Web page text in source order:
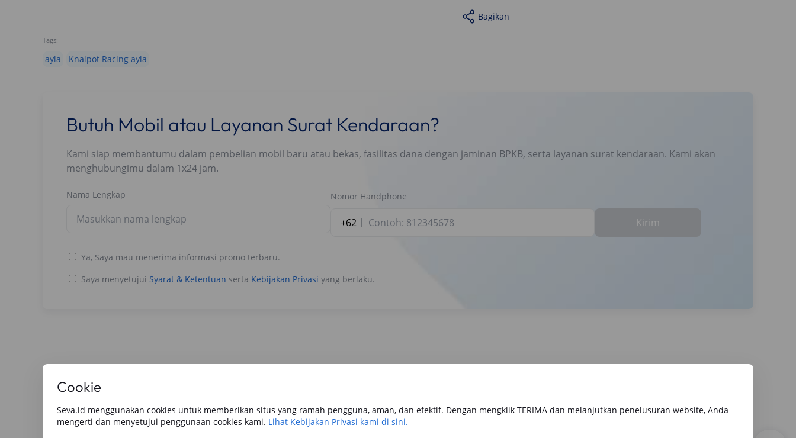
Cookie
Seva.id menggunakan cookies untuk memberikan situs yang ramah pengguna, aman, dan efektif. Dengan mengklik TERIMA dan melanjutkan penelusuran website, Anda
mengerti dan menyetujui penggunaan cookies kami. Lihat Kebijakan Privasi kami di sini.
Bagikan
Tags:
ayla Knalpot Racing ayla
Butuh Mobil atau Layanan Surat Kendaraan?
Kami siap membantumu dalam pembelian mobil baru atau bekas, fasilitas dana dengan jaminan BPKB, serta layanan surat kendaraan. Kami akan
menghubungimu dalam 1x24 jam.
Nama Lengkap Nomor Handphone
+62 Kirim
Ya, Saya mau menerima informasi promo terbaru.
Saya menyetujui Syarat & Ketentuan serta Kebijakan Privasi yang berlaku.
Baca Artikel Lainnya
SemuaBerita UtamaTips & RekomendasiReview OtomotifKeuanganTravel & Lifestyle